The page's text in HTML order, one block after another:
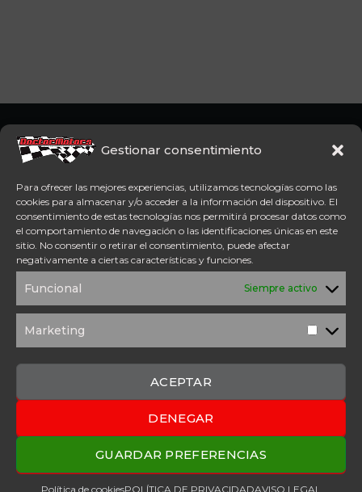
Gestionar consentimiento
Para ofrecer las mejores experiencias, utilizamos tecnologías como las
cookies para almacenar y/o acceder a la información del dispositivo. El
consentimiento de estas tecnologías nos permitirá procesar datos como
el comportamiento de navegación o las identificaciones únicas en este
sitio. No consentir o retirar el consentimiento, puede afectar
negativamente a ciertas características y funciones.
Funcional Siempre activo
Marketing
ACEPTAR
DENEGAR
GUARDAR PREFERENCIAS
Política de cookiesPOLÍTICA DE PRIVACIDADAVISO LEGAL
CFMoto Y Mitt. Estamos en
técnico oficial Mitt y CFMoto.
Tel: 654 98 23 30
ACCESO DIRECTO
TÉRMINOS Y
CONDICIONES
COOKIES
PRESUPUESTOCONTACTO
2025 Copyright © Doctor Motors – Desarrollado por